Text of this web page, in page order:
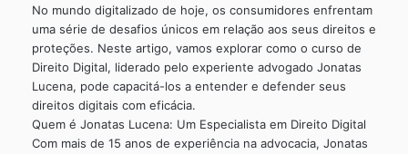
No mundo digitalizado de hoje, os consumidores enfrentam
uma série de desafios únicos em relação aos seus direitos e
proteções. Neste artigo, vamos explorar como o curso de
Direito Digital, liderado pelo experiente advogado Jonatas
Lucena, pode capacitá-los a entender e defender seus
direitos digitais com eficácia.
Quem é Jonatas Lucena: Um Especialista em Direito Digital
Com mais de 15 anos de experiência na advocacia, Jonatas